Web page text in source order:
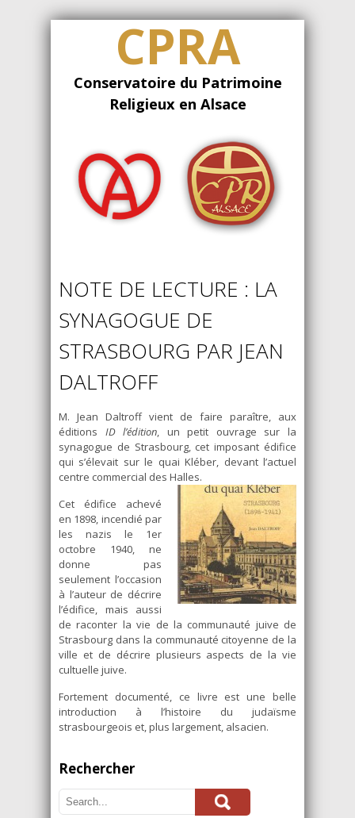
CPRA
Conservatoire du Patrimoine
Religieux en Alsace
NOTE DE LECTURE : LA
SYNAGOGUE DE
STRASBOURG PAR JEAN
DALTROFF
M. Jean Daltroff vient de faire paraître, aux
éditions ID l’édition, un petit ouvrage sur la
synagogue de Strasbourg, cet imposant édifice
qui s’élevait sur le quai Kléber, devant l’actuel
centre commercial des Halles.
Cet édifice achevé
en 1898, incendié par
les nazis le 1er
octobre 1940, ne
donne pas
seulement l’occasion
à l’auteur de décrire
l’édifice, mais aussi
de raconter la vie de la communauté juive de
Strasbourg dans la communauté citoyenne de la
ville et de décrire plusieurs aspects de la vie
cultuelle juive.
Fortement documenté, ce livre est une belle
introduction à l’histoire du judaïsme
strasbourgeois et, plus largement, alsacien.
Rechercher